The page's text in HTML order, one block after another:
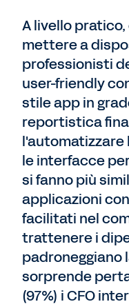
A livello
mettere a
professionisti
user-friendly
stile app in
reportistica
le interfacce
si fanno più
applicazioni
facilitati nel
trattenere i
padroneggiano
sorprende
(97%) i CFO